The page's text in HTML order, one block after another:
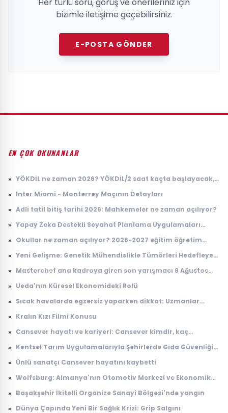
bizimle iletişime geçebilirsiniz.
E-POSTA GÖNDER
EN ÇOK OKUNANLAR
» YÖKDİL ne zaman 2026? YÖKDİL/2 saat kaçta başlayacak,
» Inter Miami - Monterrey Maçının Detayları
» Adli tatil bitiş tarihi 2026: Mahkemeler ne zaman açılıyor?
» Yapay Zeka Destekli Seyahat Planlama Uygulamaları
» Okullar ne zaman açılıyor? 2026-2027 eğitim öğretim
» Yeni Gelişme: Genetik Mühendislikle Tümörleri Hedefleyen
» Masterchef ana kadroya giren son yarışmacı 8 Ağustos
oldu?
» Ueda'nın Küresel Ekonomideki Rolü
» Sıcak havalarda egzersiz yaparken dikkat: Uzmanlar
» Kralın Kızı Filmi Konusu
» Cansever hayatı ve kariyeri: Cansever kimdir, kaç
» Kentsel Tarım Uygulamalarıyla Şehirlerde Gıda Güvenliği
» Ünlü sanatçı Cansever hayatını kaybetti
» Wolfsburg: Almanya'nın Otomotiv Merkezi ve Ekonomik
» Başakşehir İkitelli Organize Sanayi Bölgesi'nde yangın
» Dünya Çapında Yeni Bir Sağlık Krizi: Grip Salgını